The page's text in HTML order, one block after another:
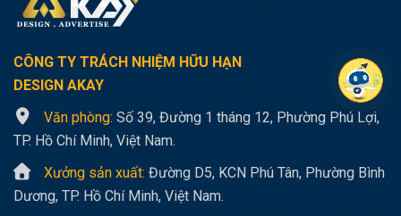
CÔNG TY TRÁCH NHIỆM HỮU HẠN
DESIGN AKAY
Văn phòng: Số 39, Đường 1 tháng 12, Phường Phú Lợi,
TP. Hồ Chí Minh, Việt Nam.
Xưởng sản xuất: Đường D5, KCN Phú Tân, Phường Bình
Dương, TP. Hồ Chí Minh, Việt Nam.